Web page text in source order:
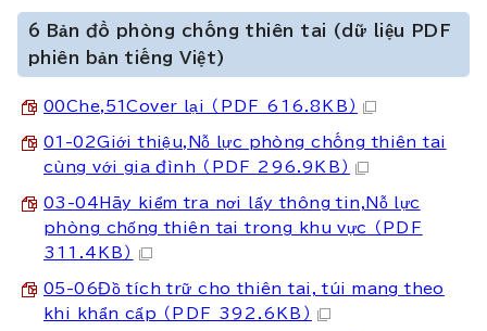
6 Bản đồ phòng chống thiên tai (dữ liệu PDF
phiên bản tiếng Việt)
00Che,51Cover lại （PDF 616.8KB）
01-02Giới thiệu,Nỗ lực phòng chống thiên tai
cùng với gia đình （PDF 296.9KB）
03-04Hãy kiểm tra nơi lấy thông tin,Nỗ lực
phòng chống thiên tai trong khu vực
（PDF
311.4KB）
05-06Đồ tích trữ cho thiên tai, túi mang theo
khi khẩn cấp （PDF 392.6KB）